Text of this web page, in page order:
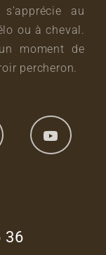
au
ou à cheval.
moment de
percheron.
36